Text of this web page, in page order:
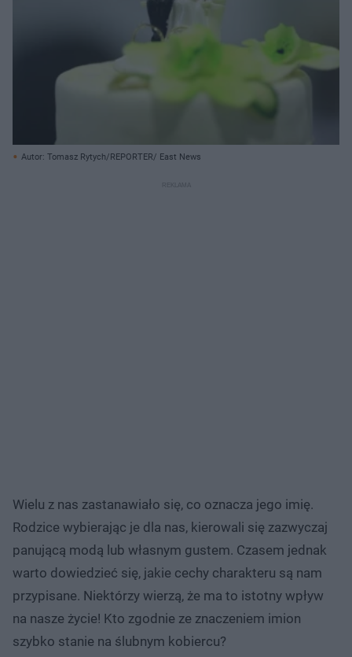
Autor: Tomasz Rytych/REPORTER/ East News
Wielu z nas zastanawiało się, co oznacza jego imię.
Rodzice wybierając je dla nas, kierowali się zazwyczaj
panującą modą lub własnym gustem. Czasem jednak
warto dowiedzieć się, jakie cechy charakteru są nam
przypisane. Niektórzy wierzą, że ma to istotny wpływ
na nasze życie! Kto zgodnie ze znaczeniem imion
szybko stanie na ślubnym kobiercu?